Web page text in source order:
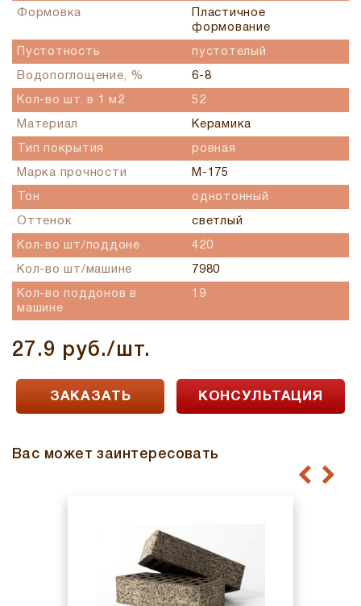
Формовка
Пластичное
формование
Пустотность пустотелый
Водопоглощение, % 6-8
Кол-во шт. в 1 м2 52
Материал Керамика
Тип покрытия ровная
Марка прочности М-175
Тон однотонный
Оттенок светлый
Кол-во шт/поддоне 420
Кол-во шт/машине 7980
Кол-во поддонов в
машине
19
27.9 руб./шт.
ЗАКАЗАТЬ КОНСУЛЬТАЦИЯ
Вас может заинтересовать